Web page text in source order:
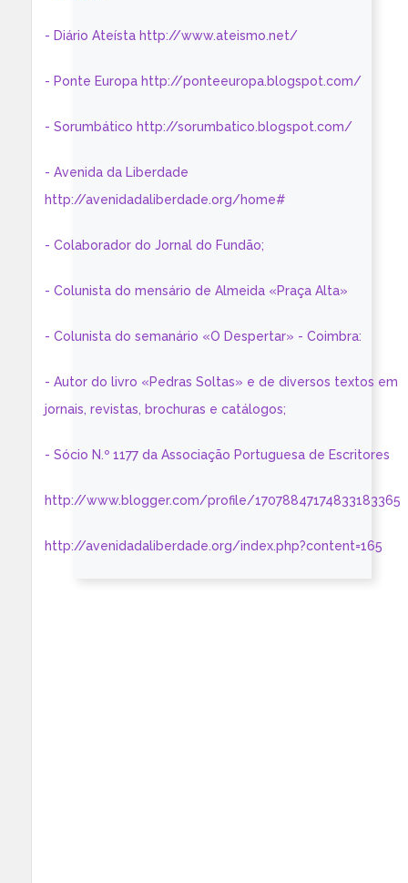
- Diário Ateísta http://www.ateismo.net/
- Ponte Europa http://ponteeuropa.blogspot.com/
- Sorumbático http://sorumbatico.blogspot.com/
- Avenida da Liberdade
http://avenidadaliberdade.org/home#
- Colaborador do Jornal do Fundão;
- Colunista do mensário de Almeida «Praça Alta»
- Colunista do semanário «O Despertar» - Coimbra:
- Autor do livro «Pedras Soltas» e de diversos textos em
jornais, revistas, brochuras e catálogos;
- Sócio N.º 1177 da Associação Portuguesa de Escritores
http://www.blogger.com/profile/17078847174833183365
http://avenidadaliberdade.org/index.php?content=165